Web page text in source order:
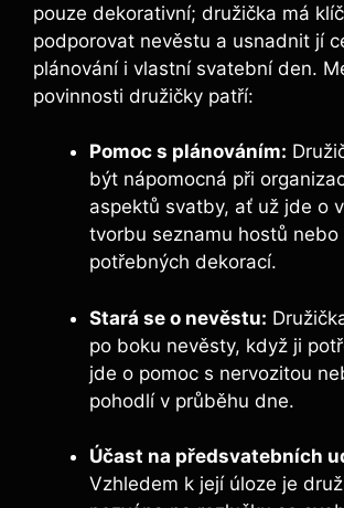
pouze dekorativní; družička ‌má
podporovat‌ nevěstu‍ a usnadnit jí⁣
plánování i⁤ vlastní svatební den.
povinnosti družičky ⁣patří:
Pomoc s​ plánováním:
být nápomocná při
aspektů svatby, ať už ​jde o
tvorbu seznamu hostů nebo
‌potřebných dekorací.
Stará se o ‌nevěstu:
⁤po boku nevěsty, když ji
jde o pomoc s nervozitou
pohodlí ‌v průběhu dne.
Účast na předsvatebních
Vzhledem k její úloze ​je